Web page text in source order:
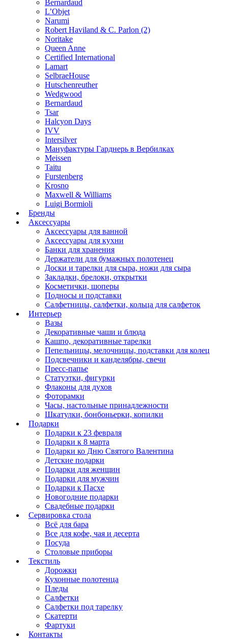
Bernardaud
L’Objet
Narumi
Robert Haviland & C. Parlon (2)
Noritakе
Queen Anne
Certified International
Lamart
SelbraeHouse
Hutschenreuther
Wedgwood
Bernardaud
Tsar
Halcyon Days
IVV
Intersilver
Мануфактуры Гарднерь в Вербилках
Meissen
Taitu
Furstenberg
Krosno
Maxwell & Williams
Luigi Bormioli
Бренды
Аксессуары
Аксессуары для ванной
Аксессуары для кухни
Банки для хранения
Держатели для бумажных полотенец
Доски и тарелки для сыра, ножи для сыра
Закладки, брелоки, открытки
Косметички, шоперы
Подносы и подставки
Салфетницы, салфетки, кольца для салфеток
Интерьер
Вазы
Декоративные чаши и блюда
Кашпо, декоративные тарелки
Пепельницы, мелочницы, подставки для колец
Подсвечники и канделябры, свечи
Пресс-папье
Статуэтки, фигурки
Флаконы для духов
Фоторамки
Часы, настольные принадлежности
Шкатулки, бонбоньерки, копилки
Подарки
Подарки к 23 февраля
Подарки к 8 марта
Подарки ко Дню Святого Валентина
Детские подарки
Подарки для женщин
Подарки для мужчин
Подарки к Пасхе
Новогодние подарки
Свадебные подарки
Сервировка стола
Всё для бара
Все для кофе, чая и десерта
Посуда
Столовые приборы
Текстиль
Дорожки
Кухонные полотенца
Пледы
Салфетки
Салфетки под тарелку
Скатерти
Фартуки
Контакты